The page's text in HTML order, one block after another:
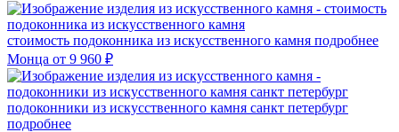
стоимость подоконника из искусственного камня подробнее
Монца от 9 960 ₽
подоконники из искусственного камня санкт петербург
подробнее